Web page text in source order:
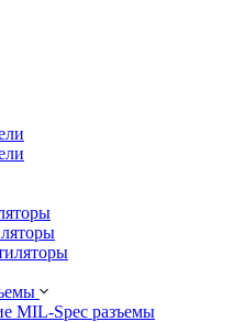
MIL-Spec разъемы